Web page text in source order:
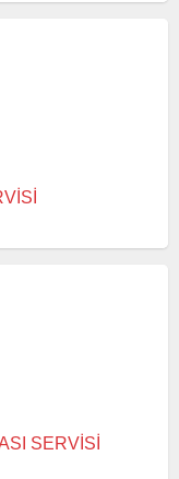
SERVISI